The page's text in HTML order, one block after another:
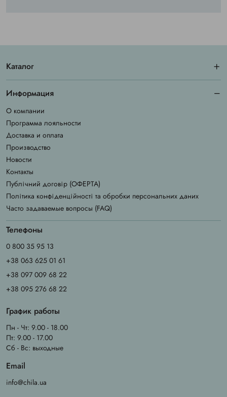
Каталог
Информация
О компании
Программа лояльности
Доставка и оплата
Производство
Новости
Контакты
Публічний договір (ОФЕРТА)
Політика конфіденційності та обробки персональних даних
Часто задаваемые вопросы (FAQ)
Телефоны
0 800 35 95 13
+38 063 625 01 61
+38 097 009 68 22
+38 095 276 68 22
График работы
Пн - Чт: 9.00 - 18.00
Пт: 9.00 - 17.00
Сб - Вс: выходные
Email
info@chila.ua